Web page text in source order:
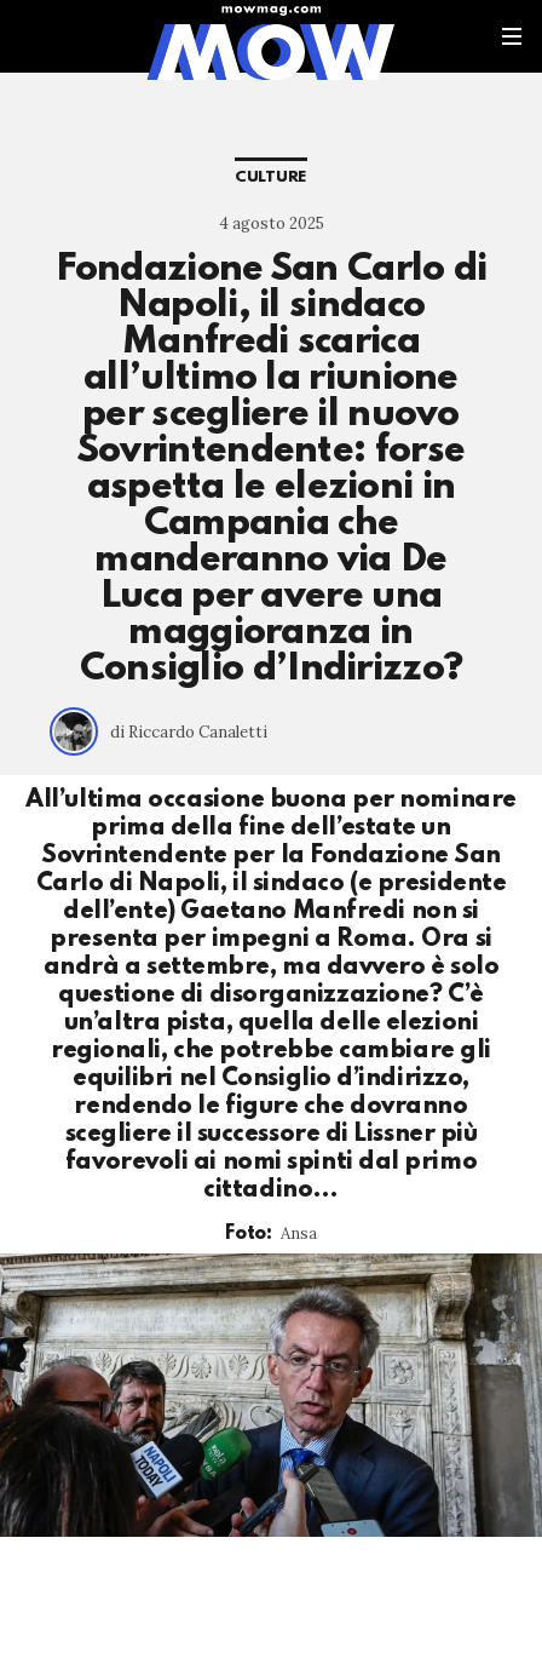
CULTURE
4 agosto 2025
Fondazione San Carlo di
Napoli, il sindaco
Manfredi scarica
all’ultimo la riunione
per scegliere il nuovo
Sovrintendente: forse
aspetta le elezioni in
Campania che
manderanno via De
Luca per avere una
maggioranza in
Consiglio d’Indirizzo?
di Riccardo Canaletti
All’ultima occasione buona per nominare
prima della fine dell’estate un
Sovrintendente per la Fondazione San
Carlo di Napoli, il sindaco (e presidente
dell’ente) Gaetano Manfredi non si
presenta per impegni a Roma. Ora si
andrà a settembre, ma davvero è solo
questione di disorganizzazione? C’è
un’altra pista, quella delle elezioni
regionali, che potrebbe cambiare gli
equilibri nel Consiglio d’indirizzo,
rendendo le figure che dovranno
scegliere il successore di Lissner più
favorevoli ai nomi spinti dal primo
cittadino…
Foto: Ansa